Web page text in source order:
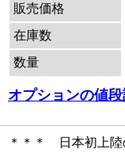
販売価格
在庫数
数量
オプションの値
＊＊＊ 日本初上